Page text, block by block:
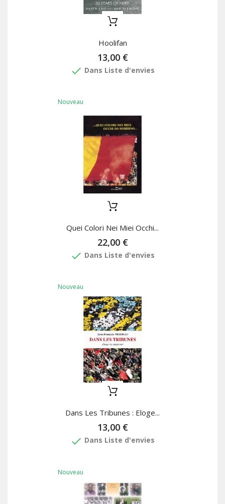
Hoolifan
13,00 €
done Dans Liste d'envies
Nouveau
Quei Colori Nei Miei Occhi...
22,00 €
done Dans Liste d'envies
Nouveau
Dans Les Tribunes : Eloge...
13,00 €
done Dans Liste d'envies
Nouveau